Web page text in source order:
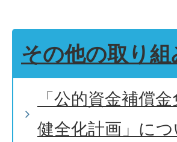
その他の取り組
「公的資金補償
健全化計画」につ